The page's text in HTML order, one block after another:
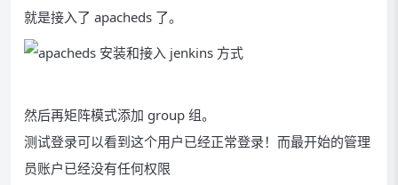
就是接入了 apacheds 了。
然后再矩阵模式添加 group 组。
测试登录可以看到这个用户已经正常登录！而最开始的管理
员账户已经没有任何权限